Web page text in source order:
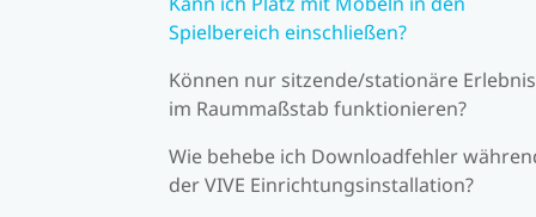
Spielbereich einschließen?
Können nur sitzende/stationäre
im Raummaßstab funktionieren?
Wie behebe ich Downloadfehler
der VIVE Einrichtungsinstallation?